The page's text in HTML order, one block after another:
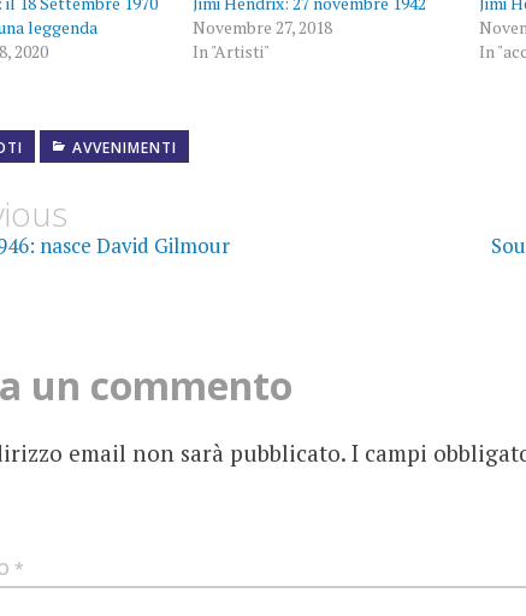
leggenda
2020
Novembre 27, 2018
In "Artisti"
In
AVVENIMENTI
nasce David Gilmour
un commento
email non sarà pubblicato. I campi
*